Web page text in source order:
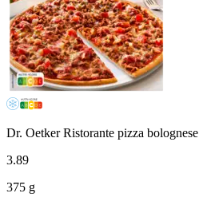
Dr. Oetker Ristorante pizza bolognese
3.89
375 g